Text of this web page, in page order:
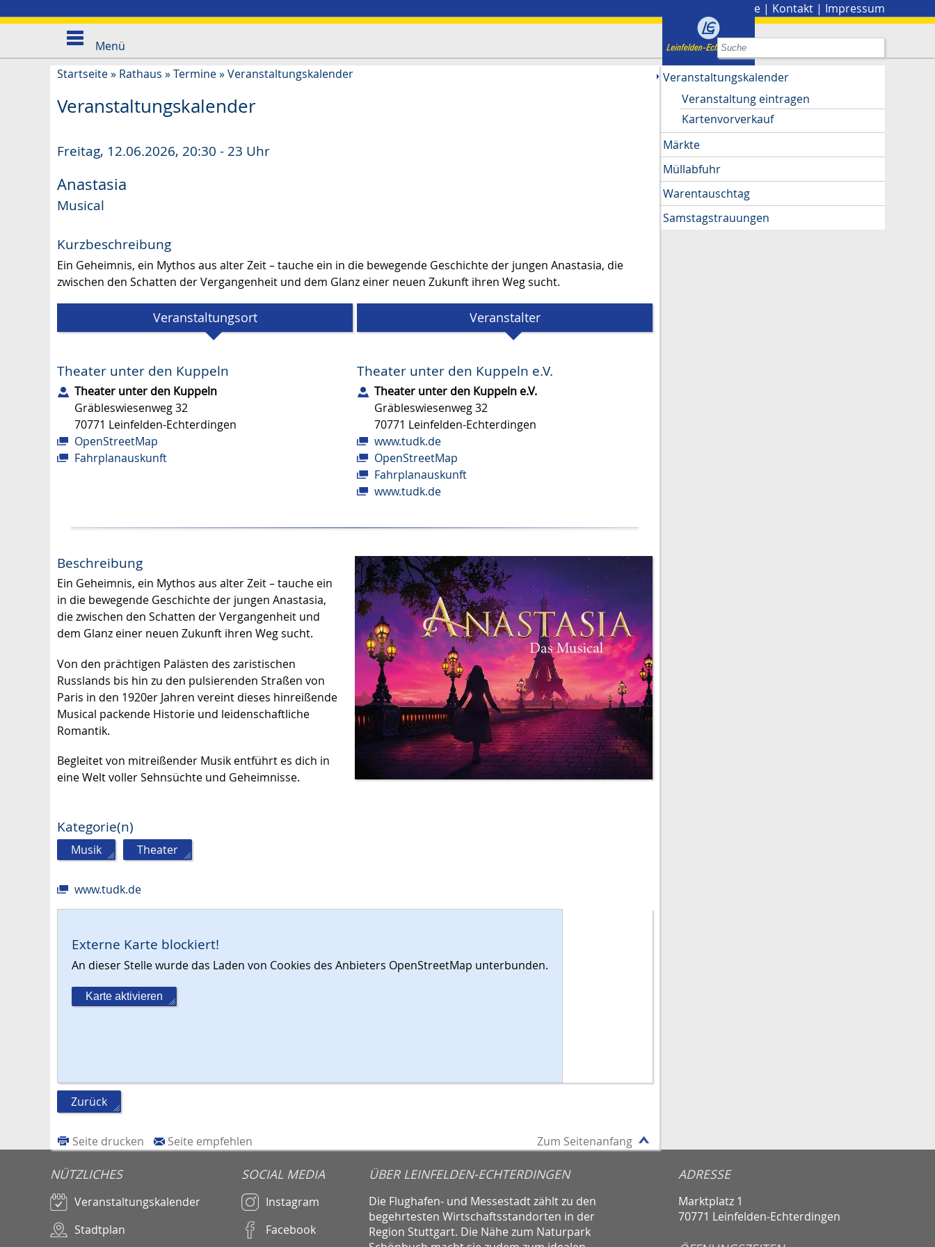
Presse | Kontakt | Impressum
Menü
Startseite» Rathaus »Termine»Veranstaltungskalender
Veranstaltungskalender
Freitag, 12.06.2026, 20:30 - 23 Uhr
Anastasia
Musical
Kurzbeschreibung
Ein Geheimnis, ein Mythos aus alter Zeit – tauche ein in die bewegende Geschichte der jungen Anastasia, die
zwischen den Schatten der Vergangenheit und dem Glanz einer neuen Zukunft ihren Weg sucht.
Veranstaltungsort
Theater unter den Kuppeln
Theater unter den Kuppeln
Gräbleswiesenweg 32
70771 Leinfelden-Echterdingen
OpenStreetMap
Fahrplanauskunft
Veranstalter
Theater unter den Kuppeln e.V.
Theater unter den Kuppeln e.V.
Gräbleswiesenweg 32
70771 Leinfelden-Echterdingen
www.tudk.de
OpenStreetMap
Fahrplanauskunft
www.tudk.de
Beschreibung
Ein Geheimnis, ein Mythos aus alter Zeit – tauche ein
in die bewegende Geschichte der jungen Anastasia,
die zwischen den Schatten der Vergangenheit und
dem Glanz einer neuen Zukunft ihren Weg sucht.
Von den prächtigen Palästen des zaristischen
Russlands bis hin zu den pulsierenden Straßen von
Paris in den 1920er Jahren vereint dieses hinreißende
Musical packende Historie und leidenschaftliche
Romantik.
Begleitet von mitreißender Musik entführt es dich in
eine Welt voller Sehnsüchte und Geheimnisse.
Kategorie(n)
Musik Theater
www.tudk.de
Externe Karte blockiert!
An dieser Stelle wurde das Laden von Cookies des Anbieters OpenStreetMap unterbunden.
Karte aktivieren
Zurück
Zum Seitenanfang
Seite drucken Seite empfehlen
Veranstaltungskalender
Veranstaltung eintragen
Kartenvorverkauf
Märkte
Müllabfuhr
Warentauschtag
Samstagstrauungen
NÜTZLICHES
Veranstaltungskalender
Stadtplan
SOCIAL MEDIA
Instagram
Facebook
ÜBER LEINFELDEN-ECHTERDINGEN
Die Flughafen- und Messestadt zählt zu den
begehrtesten Wirtschaftsstandorten in der
Region Stuttgart. Die Nähe zum Naturpark
ADRESSE
Marktplatz 1
70771 Leinfelden-Echterdingen